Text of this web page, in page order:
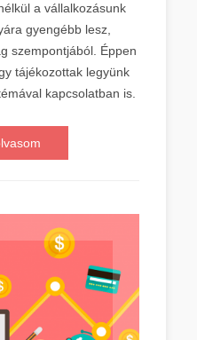
a vállalkozásunk
gyengébb lesz,
szempontjából. Éppen
tájékozottak legyünk
kapcsolatban is.